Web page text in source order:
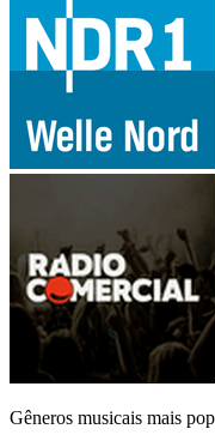
Gêneros musicais mais